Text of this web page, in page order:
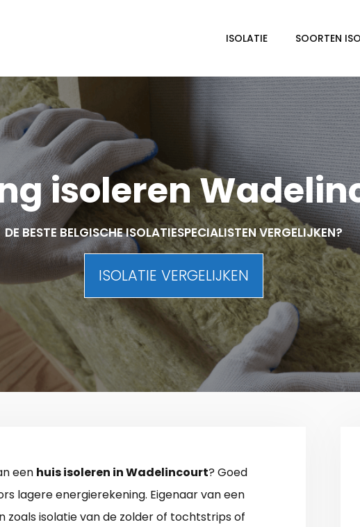
ISOLATIE SOORTEN
isoleren
DE BESTE BELGISCHE ISOLATIESPECIALISTEN VERGELIJKEN?
ISOLATIE VERGELIJKEN
een huis isoleren in Wadelincourt? Goed
lagere energierekening. Eigenaar van een
zoals isolatie van de zolder of tochtstrips of